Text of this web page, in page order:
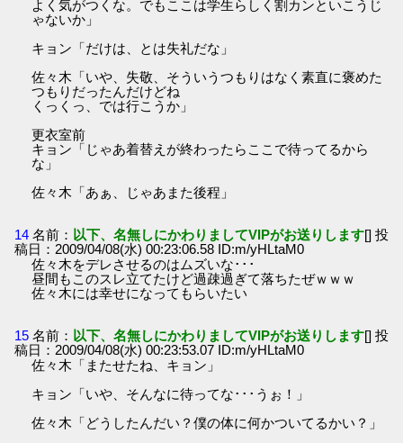
よく気がつくな。でもここは学生らしく割カンといこうじ
ゃないか」
キョン「だけは、とは失礼だな」
佐々木「いや、失敬、そういうつもりはなく素直に褒めた
つもりだったんだけどね
くっくっ、では行こうか」
更衣室前
キョン「じゃあ着替えが終わったらここで待ってるから
な」
佐々木「あぁ、じゃあまた後程」
14 名前： 以下、名無しにかわりましてVIPがお送りします[] 投
稿日：2009/04/08(水) 00:23:06.58 ID:m/yHLtaM0
佐々木をデレさせるのはムズいな･･･
昼間もこのスレ立てたけど過疎過ぎて落ちたぜｗｗｗ
佐々木には幸せになってもらいたい
15 名前： 以下、名無しにかわりましてVIPがお送りします[] 投
稿日：2009/04/08(水) 00:23:53.07 ID:m/yHLtaM0
佐々木「またせたね、キョン」
キョン「いや、そんなに待ってな･･･うぉ！」
佐々木「どうしたんだい？僕の体に何かついてるかい？」